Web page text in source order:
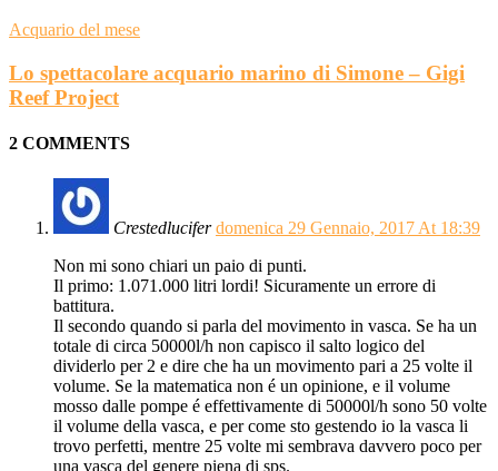
Acquario del mese
Lo spettacolare acquario marino di Simone – Gigi
Reef Project
2 COMMENTS
Crestedlucifer domenica 29 Gennaio, 2017 At 18:39
Non mi sono chiari un paio di punti.
Il primo: 1.071.000 litri lordi! Sicuramente un errore di
battitura.
Il secondo quando si parla del movimento in vasca. Se ha un
totale di circa 50000l/h non capisco il salto logico del
dividerlo per 2 e dire che ha un movimento pari a 25 volte il
volume. Se la matematica non é un opinione, e il volume
mosso dalle pompe é effettivamente di 50000l/h sono 50 volte
il volume della vasca, e per come sto gestendo io la vasca li
trovo perfetti, mentre 25 volte mi sembrava davvero poco per
una vasca del genere piena di sps.